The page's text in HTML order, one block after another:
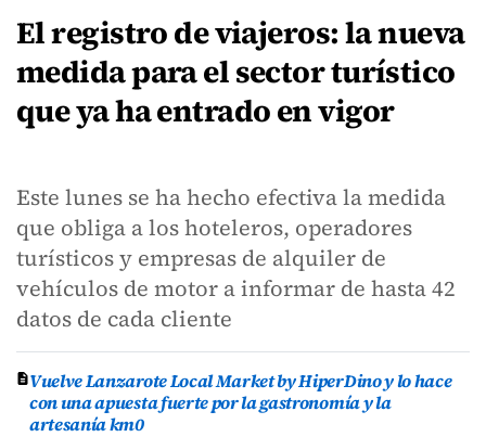
El registro de viajeros: la nueva
medida para el sector turístico
que ya ha entrado en vigor
Este lunes se ha hecho efectiva la medida
que obliga a los hoteleros, operadores
turísticos y empresas de alquiler de
vehículos de motor a informar de hasta 42
datos de cada cliente
Vuelve Lanzarote Local Market by HiperDino y lo hace
con una apuesta fuerte por la gastronomía y la
artesanía km0